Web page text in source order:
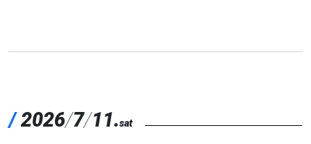
/2026/7/11.sat